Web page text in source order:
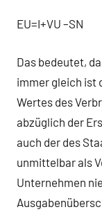
EU=I+VU –SN
Das bedeutet,
immer gleich ist
Wertes des
abzüglich der
auch der des
unmittelbar als
Unternehmen